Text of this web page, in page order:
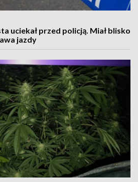
uciekał przed policją. Miał blisko
jazdy